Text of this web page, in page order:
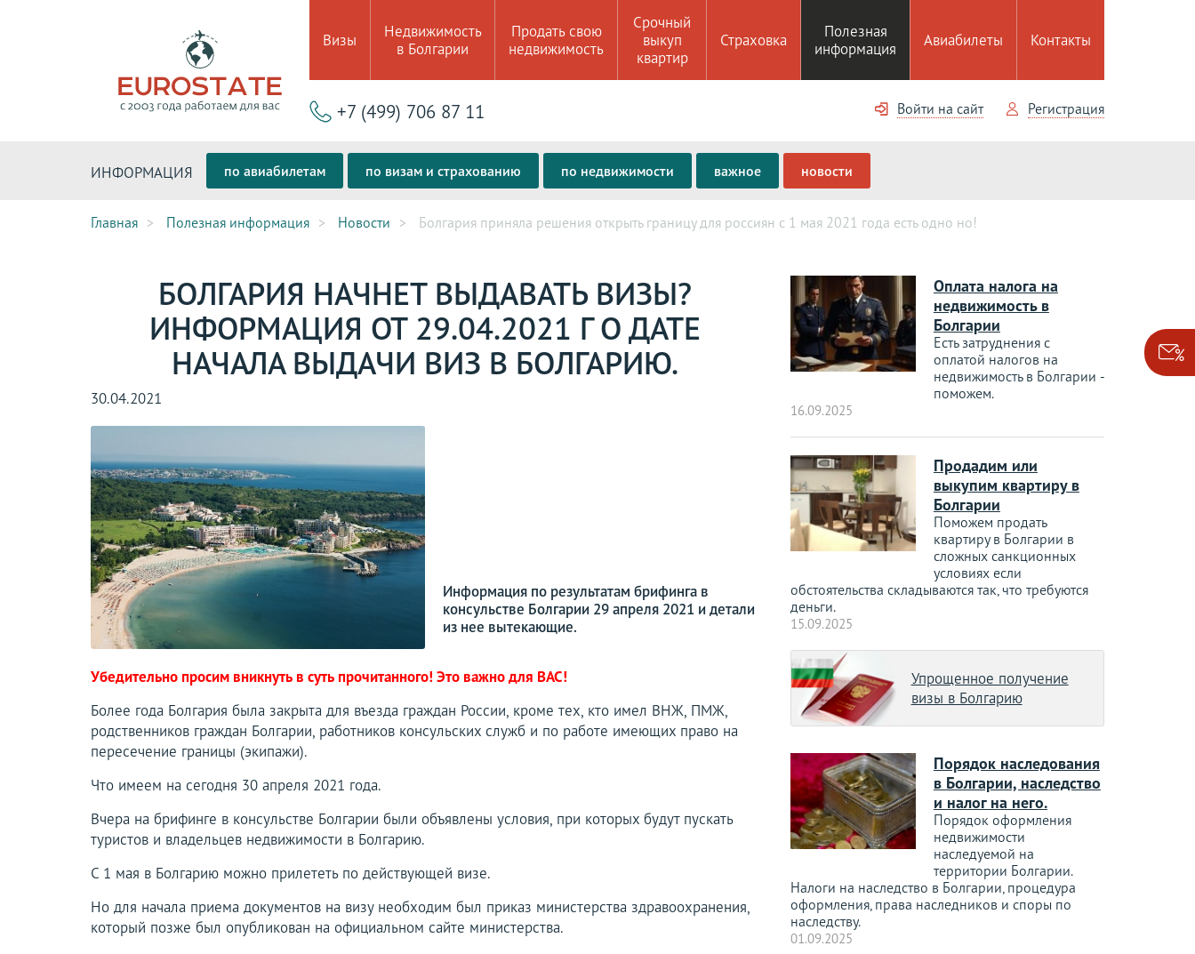
Визы
Недвижимость
в Болгарии
Продать свою
недвижимость
Срочный
выкуп
квартир
Страховка
Полезная
информация
Авиабилеты Контакты
Войти на сайт Регистрация
+7 (499) 706 87 11
ИНФОРМАЦИЯ по авиабилетам по визам и страхованию по недвижимости важное новости
Главная Полезная информация Новости Болгария приняла решения открыть границу для россиян с 1 мая 2021 года есть одно но!
БОЛГАРИЯ НАЧНЕТ ВЫДАВАТЬ ВИЗЫ?
ИНФОРМАЦИЯ ОТ 29.04.2021 Г О ДАТЕ
НАЧАЛА ВЫДАЧИ ВИЗ В БОЛГАРИЮ.
30.04.2021
Информация по результатам брифинга в
консульстве Болгарии 29 апреля 2021 и детали
из нее вытекающие.
Убедительно просим вникнуть в суть прочитанного! Это важно для ВАС!
Более года Болгария была закрыта для въезда граждан России, кроме тех, кто имел ВНЖ, ПМЖ,
родственников граждан Болгарии, работников консульских служб и по работе имеющих право на
пересечение границы (экипажи).
Что имеем на сегодня 30 апреля 2021 года.
Вчера на брифинге в консульстве Болгарии были объявлены условия, при которых будут пускать
туристов и владельцев недвижимости в Болгарию.
C 1 мая в Болгарию можно прилететь по действующей визе.
Но для начала приема документов на визу необходим был приказ министерства здравоохранения,
который позже был опубликован на официальном сайте министерства.
Оплата налога на
недвижимость в
Болгарии
Есть затруднения с
оплатой налогов на
недвижимость в Болгарии -
поможем.
16.09.2025
Продадим или
выкупим квартиру в
Болгарии
Поможем продать
квартиру в Болгарии в
сложных санкционных
условиях если
обстоятельства складываются так, что требуются
деньги.
15.09.2025
Упрощенное получение
визы в Болгарию
Порядок наследования
в Болгарии, наследство
и налог на него.
Порядок оформления
недвижимости
наследуемой на
территории Болгарии.
Налоги на наследство в Болгарии, процедура
оформления, права наследников и споры по
наследству.
01.09.2025